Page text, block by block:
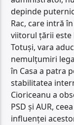
depinde
Rac, care intră
viitorul țării este
Totuși, vara
nemulțumiri
în Casa a patra
stabilitatea
Cioriceanu a
PSD și AUR,
influenței